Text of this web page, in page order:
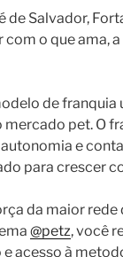
de Salvador,
com o que ama,
de franquia
mercado pet. O
e
para crescer
da maior
@petz, você
acesso à